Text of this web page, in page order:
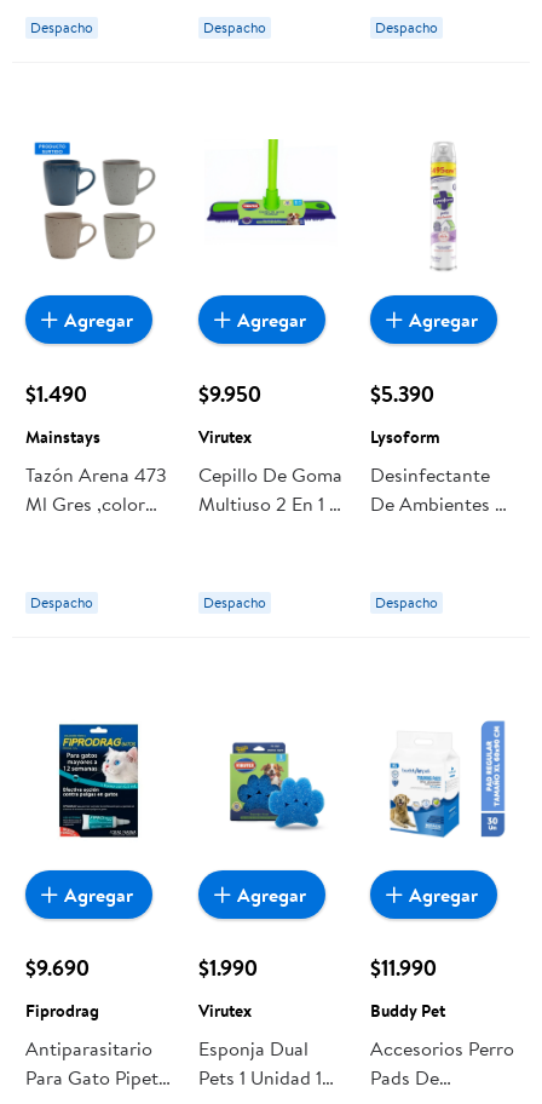
Despacho Despacho
Rosa Y Azul
Despacho
$1.490
Mainstays
Tazón Arena 473
Ml Gres ,color
Despacho
Agregar
$9.950
Virutex
Cepillo De Goma
Multiuso 2 En 1 1
Despacho
Agregar
$5.390
Lysoform
Desinfectante
De Ambientes Y
Lata 495 ml
Lysoform
Despacho
Agregar
$9.690
Fiprodrag
Antiparasitario
Para Gato Pipeta
Agregar
$1.990
Virutex
Esponja Dual
Pets 1 Unidad 1
Agregar
$11.990
Buddy Pet
Accesorios Perro
Pads De
Agregar